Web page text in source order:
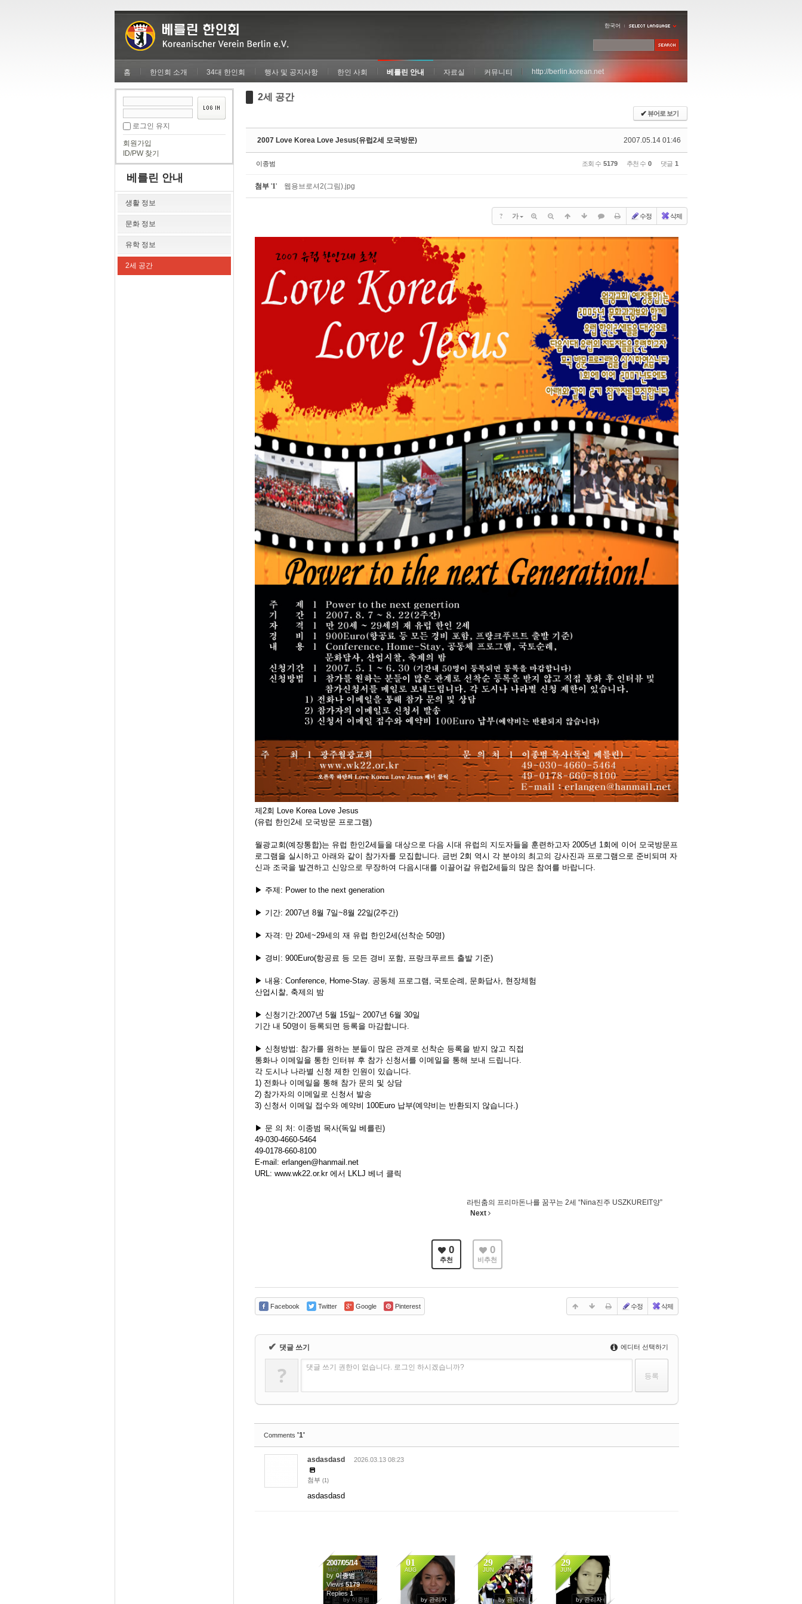
한국어
홈 한인회 소개 34대 한인회 행사 및 공지사항 한인 사회 베를린 안내 자료실 커뮤니티 http://berlin.korean.net
로그인 유지
회원가입
ID/PW 찾기
베를린 안내
생활 정보
문화 정보
유학 정보
2세 공간
2세 공간
✔뷰어로 보기
2007.05.14 01:46
2007 Love Korea Love Jesus(유럽2세 모국방문)
이종범 조회 수 5179 추천 수 0 댓글 1
첨부 '1' 웹용브로셔2(그림).jpg
? 가 수정 삭제
제2회 Love Korea Love Jesus
(유럽 한인2세 모국방문 프로그램)
월광교회(예장통합)는 유럽 한인2세들을 대상으로 다음 시대 유럽의 지도자들을 훈련하고자 2005년 1회에 이어 모국방문프
로그램을 실시하고 아래와 같이 참가자를 모집합니다. 금번 2회 역시 각 분야의 최고의 강사진과 프로그램으로 준비되며 자
신과 조국을 발견하고 신앙으로 무장하여 다음시대를 이끌어갈 유럽2세들의 많은 참여를 바랍니다.
▶ 주제: Power to the next generation
▶ 기간: 2007년 8월 7일~8월 22일(2주간)
▶ 자격: 만 20세~29세의 재 유럽 한인2세(선착순 50명)
▶ 경비: 900Euro(항공료 등 모든 경비 포함, 프랑크푸르트 출발 기준)
▶ 내용: Conference, Home-Stay. 공동체 프로그램, 국토순례, 문화답사, 현장체험
산업시찰, 축제의 밤
▶ 신청기간:2007년 5월 15일~ 2007년 6월 30일
기간 내 50명이 등록되면 등록을 마감합니다.
▶ 신청방법: 참가를 원하는 분들이 많은 관계로 선착순 등록을 받지 않고 직접
통화나 이메일을 통한 인터뷰 후 참가 신청서를 이메일을 통해 보내 드립니다.
각 도시나 나라별 신청 제한 인원이 있습니다.
1) 전화나 이메일을 통해 참가 문의 및 상담
2) 참가자의 이메일로 신청서 발송
3) 신청서 이메일 접수와 예약비 100Euro 납부(예약비는 반환되지 않습니다.)
▶ 문 의 처: 이종범 목사(독일 베를린)
49-030-4660-5464
49-0178-660-8100
E-mail: erlangen@hanmail.net
URL: www.wk22.or.kr 에서 LKLJ 베너 클릭
라틴춤의 프리마돈나를 꿈꾸는 2세 “Nina진주 USZKUREIT양”
Next
0
추천
0
비추천
Facebook Twitter Google Pinterest 수정 삭제
✔ 댓글 쓰기 에디터 선택하기
? 댓글 쓰기 권한이 없습니다. 로그인 하시겠습니까?
Comments '1'
asdasdasd 2026.03.13 08:23
첨부 (1)
asdasdasd
14
MAY
by 이종범
2007/05/14
by 이종범
Views5179
Replies1
01
AUG
by 관리자
5539
29
JUN
by 관리자
15826
29
JUN
by 관리자
5105
Sketchbook5, 스케치북5
Sketchbook5, 스케치북5
Sketchbook5, 스케치북5